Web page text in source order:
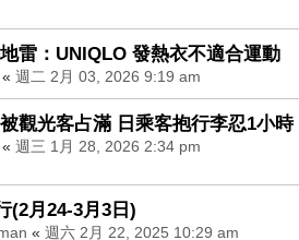
雷：UNIQLO 發熱衣不適合運動
« 週二 2月 03, 2026 9:19 am
觀光客占滿 日乘客抱行李忍1小
« 週三 1月 28, 2026 2:34 pm
(2月24-3月3日)
« 週六 2月 22, 2025 10:29 am